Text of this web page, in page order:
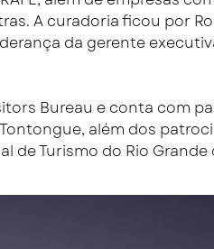
A curadoria ficou por
da gerente
Bureau e conta com
além dos
de Turismo do Rio Grande